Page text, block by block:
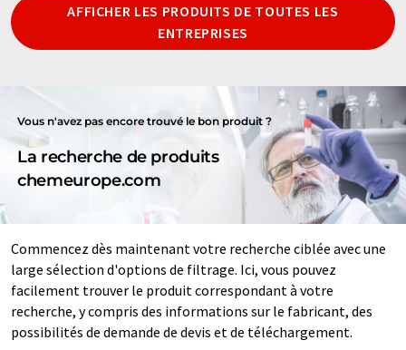
AFFICHER LES PRODUITS DE TOUTES LES
ENTREPRISES
Vous n'avez pas encore trouvé le bon produit ?
La recherche de produits
chemeurope.com
Commencez dès maintenant votre recherche ciblée avec une
large sélection d'options de filtrage. Ici, vous pouvez
facilement trouver le produit correspondant à votre
recherche, y compris des informations sur le fabricant, des
possibilités de demande de devis et de téléchargement.